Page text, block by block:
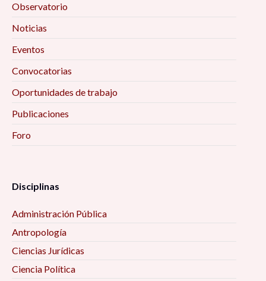
Observatorio
Noticias
Eventos
Convocatorias
Oportunidades de trabajo
Publicaciones
Foro
Disciplinas
Administración Pública
Antropología
Ciencias Jurídicas
Ciencia Política